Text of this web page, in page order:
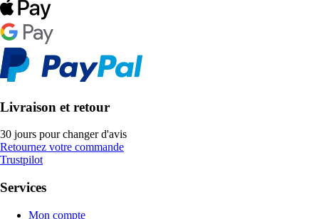
Livraison et retour
30 jours pour changer d'avis
Retournez votre commande
Trustpilot
Services
Mon compte